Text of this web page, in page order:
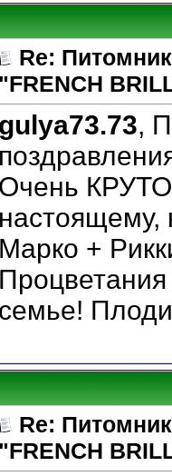
Re:
"FRENCH
gulya73.73,
Очень
настоящему,
Марко +
семье!
Re:
"FRENCH